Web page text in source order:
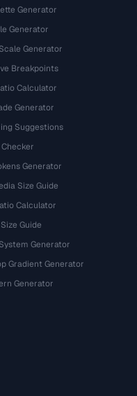
Generator
Generator
Generator
Breakpoints
Calculator
Generator
Suggestions
Generator
Size Guide
Calculator
Guide
Generator
Gradient Generator
Generator